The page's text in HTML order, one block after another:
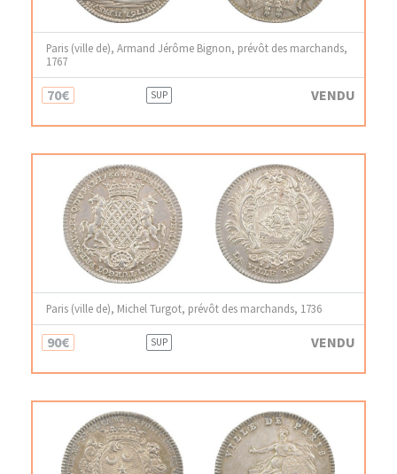
Paris (ville de), Armand Jérôme Bignon, prévôt des marchands,
1767
70€ SUP VENDU
Paris (ville de), Michel Turgot, prévôt des marchands, 1736
90€ SUP VENDU